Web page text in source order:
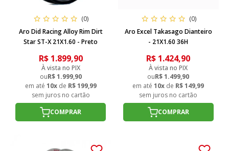
(0)
Aro Did Racing Alloy Rim Dirt
Star ST-X 21X1.60 - Preto
R$ 1.899,90
À vista no PIX
ouR$ 1.999,90
em até 10xde R$ 199,99
sem juros no cartão
COMPRAR
(0)
Aro Excel Takasago Dianteiro
- 21X1.60 36H
R$ 1.424,90
À vista no PIX
ouR$ 1.499,90
em até10x de R$ 149,99
sem juros no cartão
COMPRAR